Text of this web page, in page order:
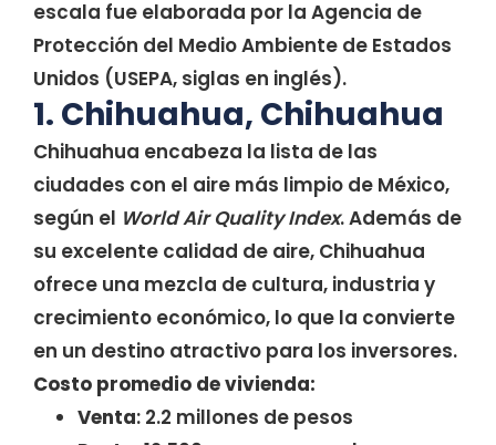
escala fue elaborada por la Agencia de
Protección del Medio Ambiente de Estados
Unidos (USEPA, siglas en inglés).
1. Chihuahua, Chihuahua
Chihuahua encabeza la lista de las
ciudades con el aire más limpio de México,
según el World Air Quality Index. Además de
su excelente calidad de aire, Chihuahua
ofrece una mezcla de cultura, industria y
crecimiento económico, lo que la convierte
en un destino atractivo para los inversores.
Costo promedio de vivienda:
Venta: 2.2 millones de pesos